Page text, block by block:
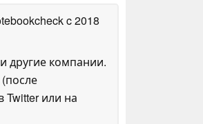
c 2018
другие компании.
или на